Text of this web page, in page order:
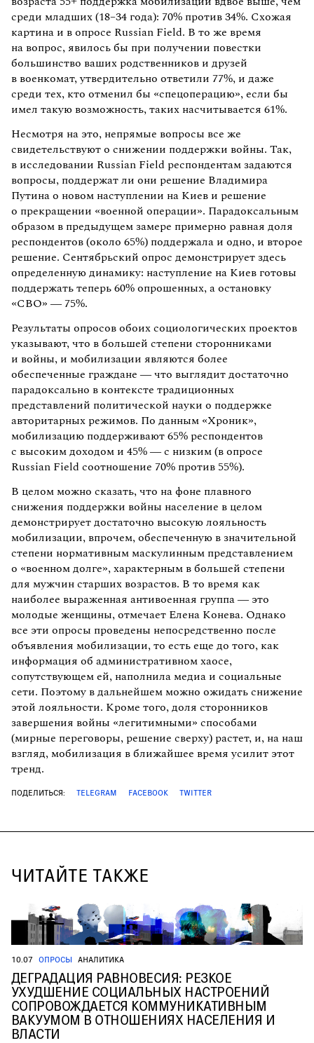
среди младших (18–34 года): 70% против 34%. Схожая
картина и в опросе Russian Field. В то же время
на вопрос, явилось бы при получении повестки
большинство ваших родственников и друзей
в военкомат, утвердительно ответили 77%, и даже
среди тех, кто отменил бы «спецоперацию», если бы
имел такую возможность, таких насчитывается 61%.
Несмотря на это, непрямые вопросы все же
свидетельствуют о снижении поддержки войны. Так,
в исследовании Russian Field респондентам задаются
вопросы, поддержат ли они решение Владимира
Путина о новом наступлении на Киев и решение
о прекращении «военной операции». Парадоксальным
образом в предыдущем замере примерно равная доля
респондентов (около 65%) поддержала и одно, и второе
решение. Сентябрьский опрос демонстрирует здесь
определенную динамику: наступление на Киев готовы
поддержать теперь 60% опрошенных, а остановку
«СВО» — 75%.
Результаты опросов обоих социологических проектов
указывают, что в большей степени сторонниками
и войны, и мобилизации являются более
обеспеченные граждане — что выглядит достаточно
парадоксально в контексте традиционных
представлений политической науки о поддержке
авторитарных режимов. По данным «Хроник»,
мобилизацию поддерживают 65% респондентов
с высоким доходом и 45% — с низким (в опросе
Russian Field соотношение 70% против 55%).
В целом можно сказать, что на фоне плавного
снижения поддержки войны население в целом
демонстрирует достаточно высокую лояльность
мобилизации, впрочем, обеспеченную в значительной
степени нормативным маскулинным представлением
о «военном долге», характерным в большей степени
для мужчин старших возрастов. В то время как
наиболее выраженная антивоенная группа — это
молодые женщины, отмечает Елена Конева. Однако
все эти опросы проведены непосредственно после
объявления мобилизации, то есть еще до того, как
информация об административном хаосе,
сопутствующем ей, наполнила медиа и социальные
сети. Поэтому в дальнейшем можно ожидать снижение
этой лояльности. Кроме того, доля сторонников
завершения войны «легитимными» способами
(мирные переговоры, решение сверху) растет, и, на наш
взгляд, мобилизация в ближайшее время усилит этот
тренд.
ПОДЕЛИТЬСЯ: TELEGRAM FACEBOOK TWITTER
ЧИТАЙТЕ ТАКЖЕ
10.07 ОПРОСЫ АНАЛИТИКА
ДЕГРАДАЦИЯ РАВНОВЕСИЯ: РЕЗКОЕ
УХУДШЕНИЕ СОЦИАЛЬНЫХ НАСТРОЕНИЙ
СОПРОВОЖДАЕТСЯ КОММУНИКАТИВНЫМ
ВАКУУМОМ В ОТНОШЕНИЯХ НАСЕЛЕНИЯ И
ВЛАСТИ